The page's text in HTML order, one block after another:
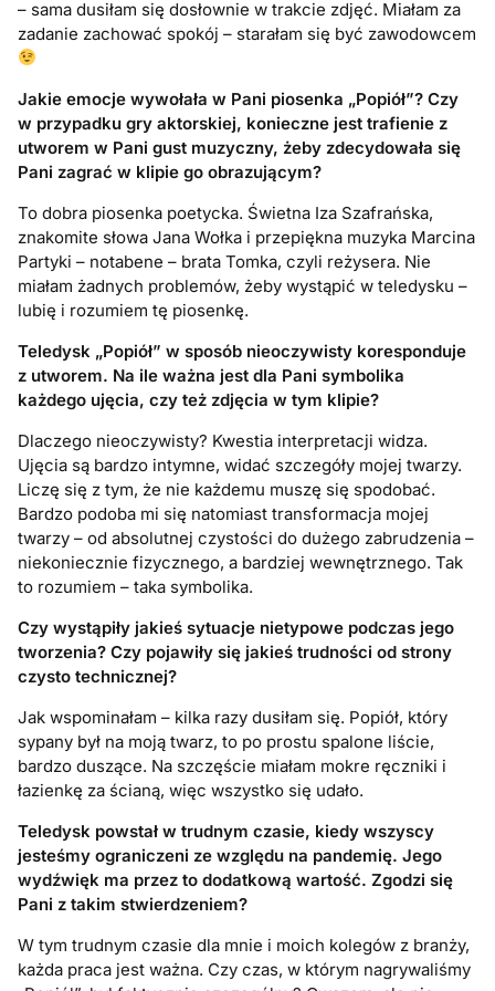
– sama dusiłam się dosłownie w trakcie zdjęć. Miałam za
zadanie zachować spokój – starałam się być zawodowcem
Jakie emocje wywołała w Pani piosenka „Popiół”? Czy
w przypadku gry aktorskiej, konieczne jest trafienie z
utworem w Pani gust muzyczny, żeby zdecydowała się
Pani zagrać w klipie go obrazującym?
To dobra piosenka poetycka. Świetna Iza Szafrańska,
znakomite słowa Jana Wołka i przepiękna muzyka Marcina
Partyki – notabene – brata Tomka, czyli reżysera. Nie
miałam żadnych problemów, żeby wystąpić w teledysku –
lubię i rozumiem tę piosenkę.
Teledysk „Popiół” w sposób nieoczywisty koresponduje
z utworem. Na ile ważna jest dla Pani symbolika
każdego ujęcia, czy też zdjęcia w tym klipie?
Dlaczego nieoczywisty? Kwestia interpretacji widza.
Ujęcia są bardzo intymne, widać szczegóły mojej twarzy.
Liczę się z tym, że nie każdemu muszę się spodobać.
Bardzo podoba mi się natomiast transformacja mojej
twarzy – od absolutnej czystości do dużego zabrudzenia –
niekoniecznie fizycznego, a bardziej wewnętrznego. Tak
to rozumiem – taka symbolika.
Czy wystąpiły jakieś sytuacje nietypowe podczas jego
tworzenia? Czy pojawiły się jakieś trudności od strony
czysto technicznej?
Jak wspominałam – kilka razy dusiłam się. Popiół, który
sypany był na moją twarz, to po prostu spalone liście,
bardzo duszące. Na szczęście miałam mokre ręczniki i
łazienkę za ścianą, więc wszystko się udało.
Teledysk powstał w trudnym czasie, kiedy wszyscy
jesteśmy ograniczeni ze względu na pandemię. Jego
wydźwięk ma przez to dodatkową wartość. Zgodzi się
Pani z takim stwierdzeniem?
W tym trudnym czasie dla mnie i moich kolegów z branży,
każda praca jest ważna. Czy czas, w którym nagrywaliśmy